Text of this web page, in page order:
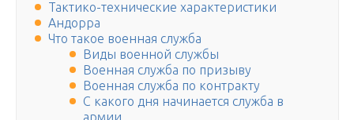
Тактико-технические характеристики
Андорра
Что такое военная служба
Виды военной службы
Военная служба по призыву
Военная служба по контракту
С какого дня начинается служба в
армии